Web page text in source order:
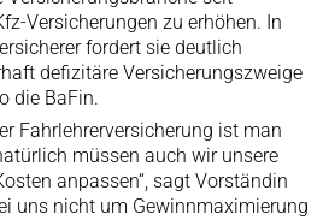
Versicherungen zu erhöhen. In
fordert sie deutlich
defizitäre Versicherungszweige
die BaFin.
Fahrlehrerversicherung ist man
müssen auch wir unsere
anpassen“, sagt Vorständin
uns nicht um Gewinnmaximierung